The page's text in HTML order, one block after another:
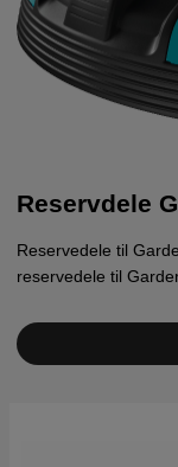
Reservdele
Reservedele til
reservedele til